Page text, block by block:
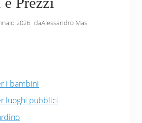
2026 daAlessandro Masi
i bambini
luoghi pubblici